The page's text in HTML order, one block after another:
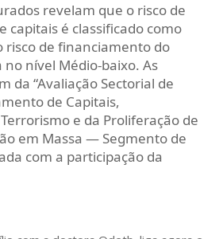
revelam que o risco de
capitais é classificado como
risco de financiamento do
nível Médio-baixo. As
da “Avaliação Sectorial de
de Capitais,
e da Proliferação de
em Massa — Segmento de
com a participação da